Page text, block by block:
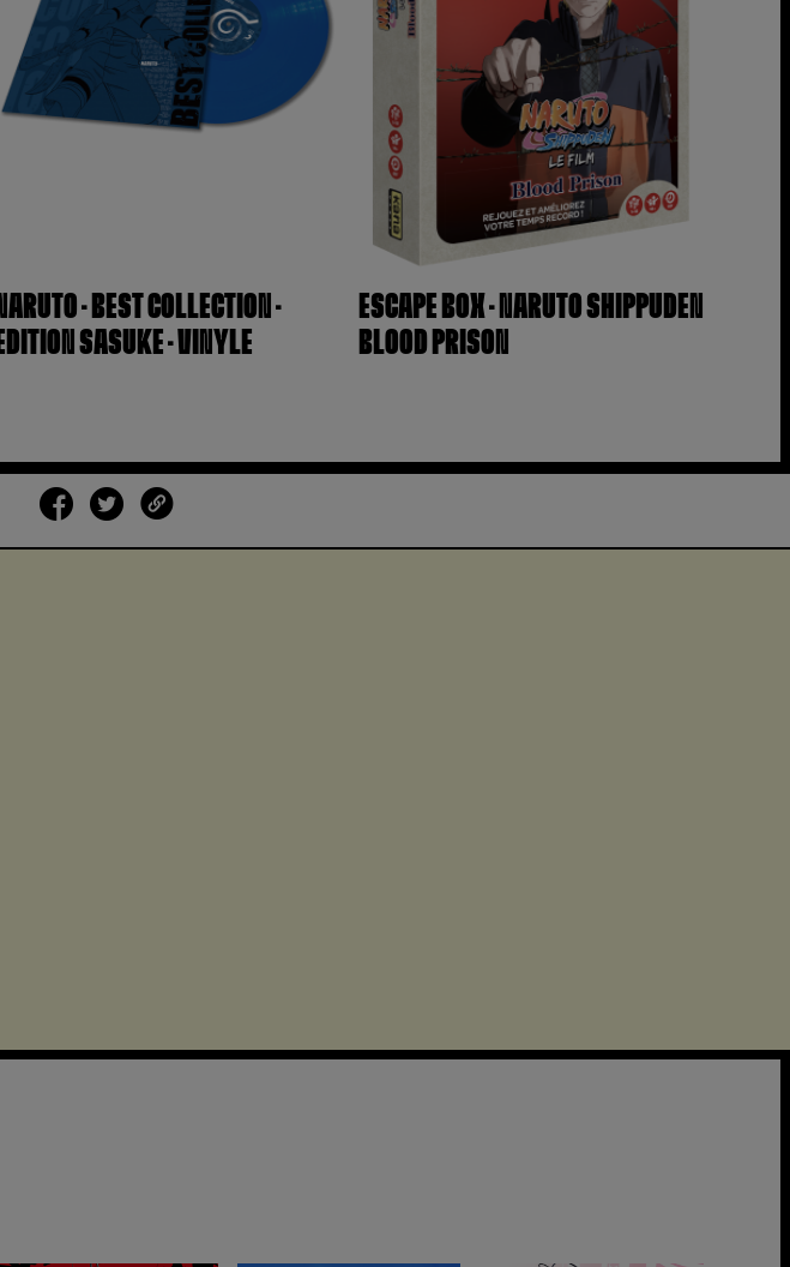
NARUTO – BEST COLLECTION –
EDITION SASUKE – VINYLE
ESCAPE BOX – NARUTO SHIPPUDEN
BLOOD PRISON